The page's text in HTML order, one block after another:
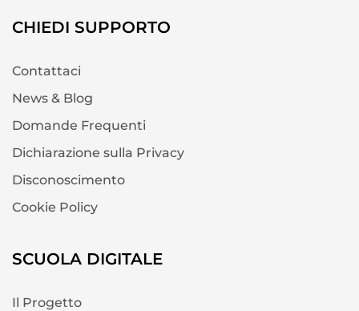
CHIEDI SUPPORTO
Contattaci
News & Blog
Domande Frequenti
Dichiarazione sulla Privacy
Disconoscimento
Cookie Policy
SCUOLA DIGITALE
Il Progetto